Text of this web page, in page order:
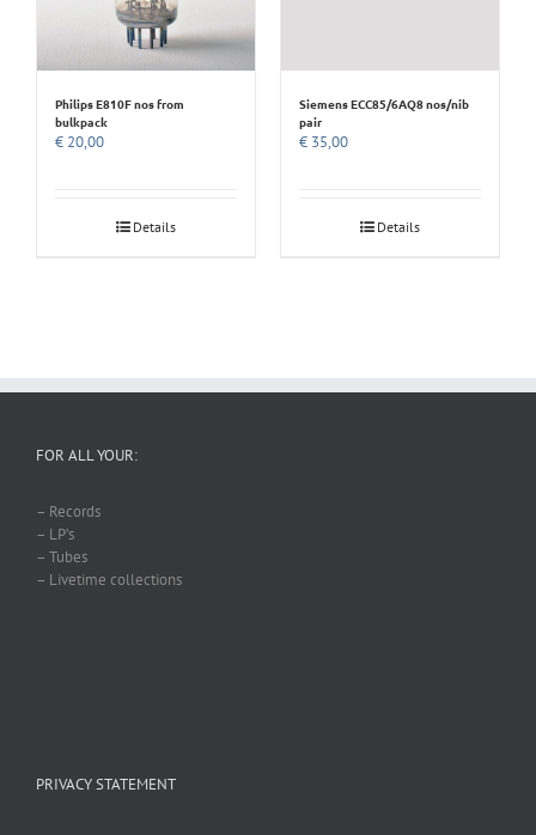
Philips E810F nos from
bulkpack
€ 20,00
Details
Siemens ECC85/6AQ8 nos/nib
pair
€ 35,00
Details
FOR ALL YOUR:
– Records
– LP’s
– Tubes
– Livetime collections
PRIVACY STATEMENT